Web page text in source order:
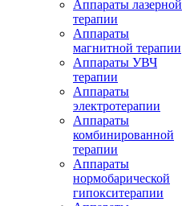
Аппараты лазерной
терапии
Аппараты
магнитной терапии
Аппараты УВЧ
терапии
Аппараты
электротерапии
Аппараты
комбинированной
терапии
Аппараты
нормобарической
гипокситерапии